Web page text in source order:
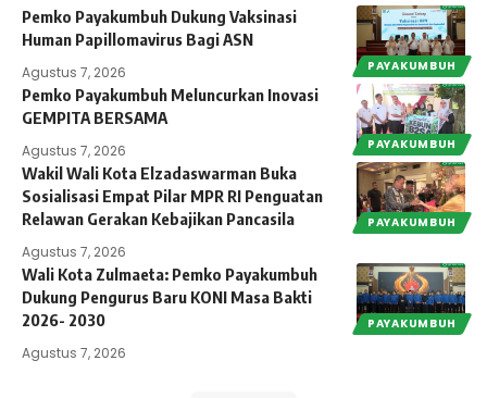
PAYAKUMBUH
Pemko Payakumbuh Dukung Vaksinasi
Human Papillomavirus Bagi ASN
Agustus 7, 2026
PAYAKUMBUH
Pemko Payakumbuh Meluncurkan Inovasi
GEMPITA BERSAMA
Agustus 7, 2026
PAYAKUMBUH
Wakil Wali Kota Elzadaswarman Buka
Sosialisasi Empat Pilar MPR RI Penguatan
Relawan Gerakan Kebajikan Pancasila
Agustus 7, 2026
PAYAKUMBUH
Wali Kota Zulmaeta: Pemko Payakumbuh
Dukung Pengurus Baru KONI Masa Bakti
2026- 2030
Agustus 7, 2026